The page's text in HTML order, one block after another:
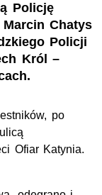
Policję
Marcin Chatys
Policji
Król –
po
Ofiar Katynia.